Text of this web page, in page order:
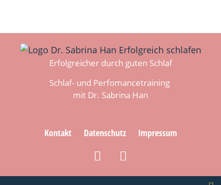
Erfolgreicher durch guten Schlaf
Schlaf- und Perfomancetraining
mit Dr. Sabrina Han
Kontakt Datenschutz Impressum